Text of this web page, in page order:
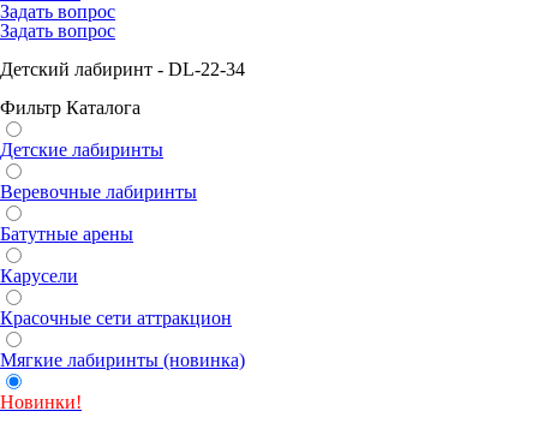
Задать вопрос
Задать вопрос
Детский лабиринт - DL-22-34
Фильтр Каталога
Детские лабиринты
Веревочные лабиринты
Батутные арены
Карусели
Красочные сети аттракцион
Мягкие лабиринты (новинка)
Новинки!